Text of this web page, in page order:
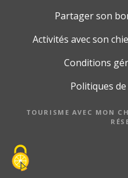
Partager son
Activités avec son
Conditions
Politiques
TOURISME AVEC MON